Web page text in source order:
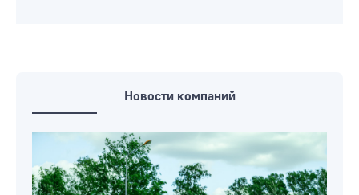
Новости компаний